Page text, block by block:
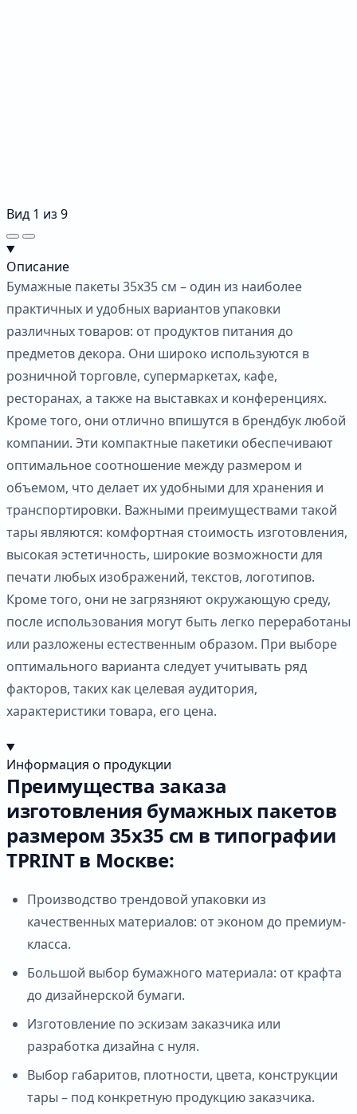
Вид 1 из 9
Описание
Бумажные пакеты 35х35 см – один из наиболее
практичных и удобных вариантов упаковки
различных товаров: от продуктов питания до
предметов декора. Они широко используются в
розничной торговле, супермаркетах, кафе,
ресторанах, а также на выставках и конференциях.
Кроме того, они отлично впишутся в брендбук любой
компании. Эти компактные пакетики обеспечивают
оптимальное соотношение между размером и
объемом, что делает их удобными для хранения и
транспортировки. Важными преимуществами такой
тары являются: комфортная стоимость изготовления,
высокая эстетичность, широкие возможности для
печати любых изображений, текстов, логотипов.
Кроме того, они не загрязняют окружающую среду,
после использования могут быть легко переработаны
или разложены естественным образом. При выборе
оптимального варианта следует учитывать ряд
факторов, таких как целевая аудитория,
характеристики товара, его цена.
Информация о продукции
Преимущества заказа
изготовления бумажных пакетов
размером 35х35 см в типографии
TPRINT в Москве:
Производство трендовой упаковки из
качественных материалов: от эконом до премиум-
класса.
Большой выбор бумажного материала: от крафта
до дизайнерской бумаги.
Изготовление по эскизам заказчика или
разработка дизайна с нуля.
Выбор габаритов, плотности, цвета, конструкции
тары – под конкретную продукцию заказчика.